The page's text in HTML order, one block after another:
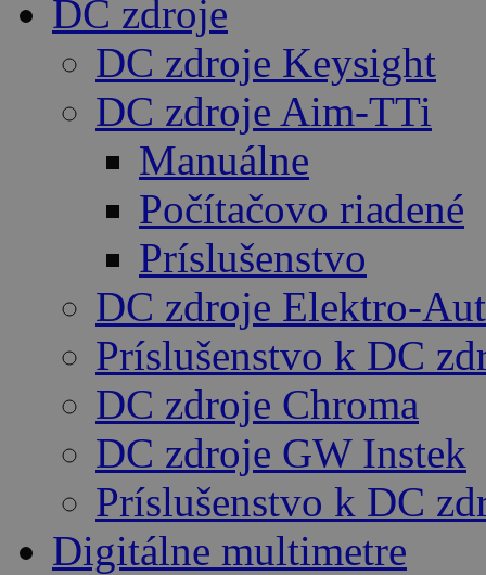
DC zdroje
DC zdroje Keysight
DC zdroje Aim-TTi
Manuálne
Počítačovo riadené
Príslušenstvo
DC zdroje Elektro-
Príslušenstvo k DC
DC zdroje Chroma
DC zdroje GW Instek
Príslušenstvo k DC
Digitálne multimetre